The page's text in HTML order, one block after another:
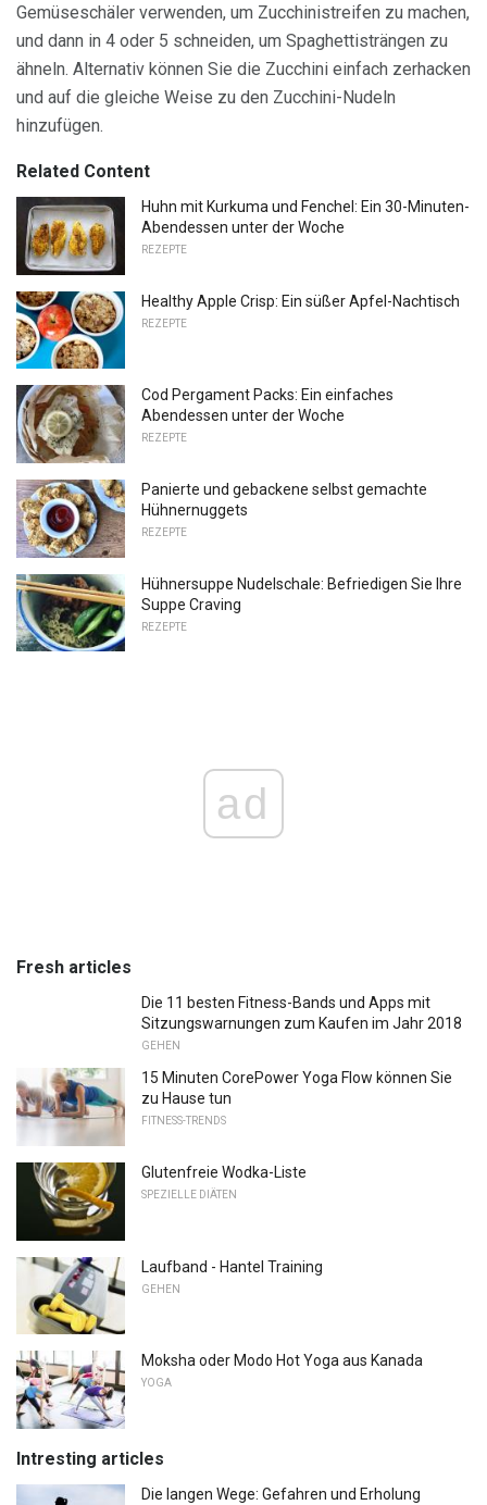
Gemüseschäler verwenden, um Zucchinistreifen zu machen,
und dann in 4 oder 5 schneiden, um Spaghettisträngen zu
ähneln. Alternativ können Sie die Zucchini einfach zerhacken
und auf die gleiche Weise zu den Zucchini-Nudeln
hinzufügen.
Related Content
Huhn mit Kurkuma und Fenchel: Ein 30-Minuten-
Abendessen unter der Woche
REZEPTE
Healthy Apple Crisp: Ein süßer Apfel-Nachtisch
REZEPTE
Cod Pergament Packs: Ein einfaches
Abendessen unter der Woche
REZEPTE
Panierte und gebackene selbst gemachte
Hühnernuggets
REZEPTE
Hühnersuppe Nudelschale: Befriedigen Sie Ihre
Suppe Craving
REZEPTE
ad
Fresh articles
Die 11 besten Fitness-Bands und Apps mit
Sitzungswarnungen zum Kaufen im Jahr 2018
GEHEN
15 Minuten CorePower Yoga Flow können Sie
zu Hause tun
FITNESS-TRENDS
Glutenfreie Wodka-Liste
SPEZIELLE DIÄTEN
Laufband - Hantel Training
GEHEN
Moksha oder Modo Hot Yoga aus Kanada
YOGA
Intresting articles
Die langen Wege: Gefahren und Erholung